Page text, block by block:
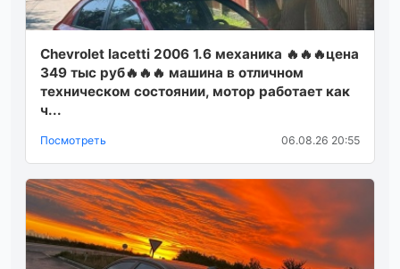
Chevrolet lacetti 2006 1.6 механика 🔥🔥🔥цена
349 тыс руб🔥🔥🔥 машина в отличном
техническом состоянии, мотор работает как
ч...
Посмотреть 06.08.26 20:55